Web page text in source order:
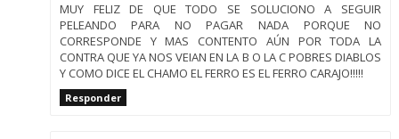
MUY FELIZ DE QUE TODO SE SOLUCIONO A SEGUIR
PELEANDO PARA NO PAGAR NADA PORQUE NO
CORRESPONDE Y MAS CONTENTO AÚN POR TODA LA
CONTRA QUE YA NOS VEIAN EN LA B O LA C POBRES DIABLOS
Y COMO DICE EL CHAMO EL FERRO ES EL FERRO CARAJO!!!!!
Responder